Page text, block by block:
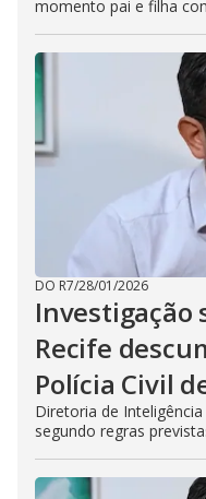
momento pai e filha
DO R7/28/01/2026
Investigação
Recife
Polícia Civil
Diretoria de
segundo regras